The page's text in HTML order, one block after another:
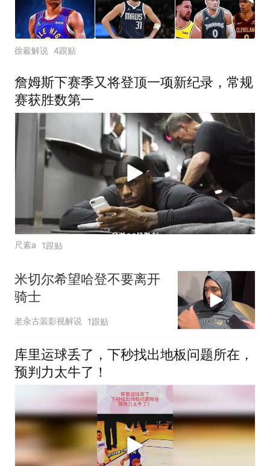
徐觳解说 4跟贴
詹姆斯下赛季又将登顶一项新纪录，常规
赛获胜数第一
尺素a 1跟贴
米切尔希望哈登不要离开
骑士
老汆古装影视解说 1跟贴
库里运球丢了，下秒找出地板问题所在，
预判力太牛了！